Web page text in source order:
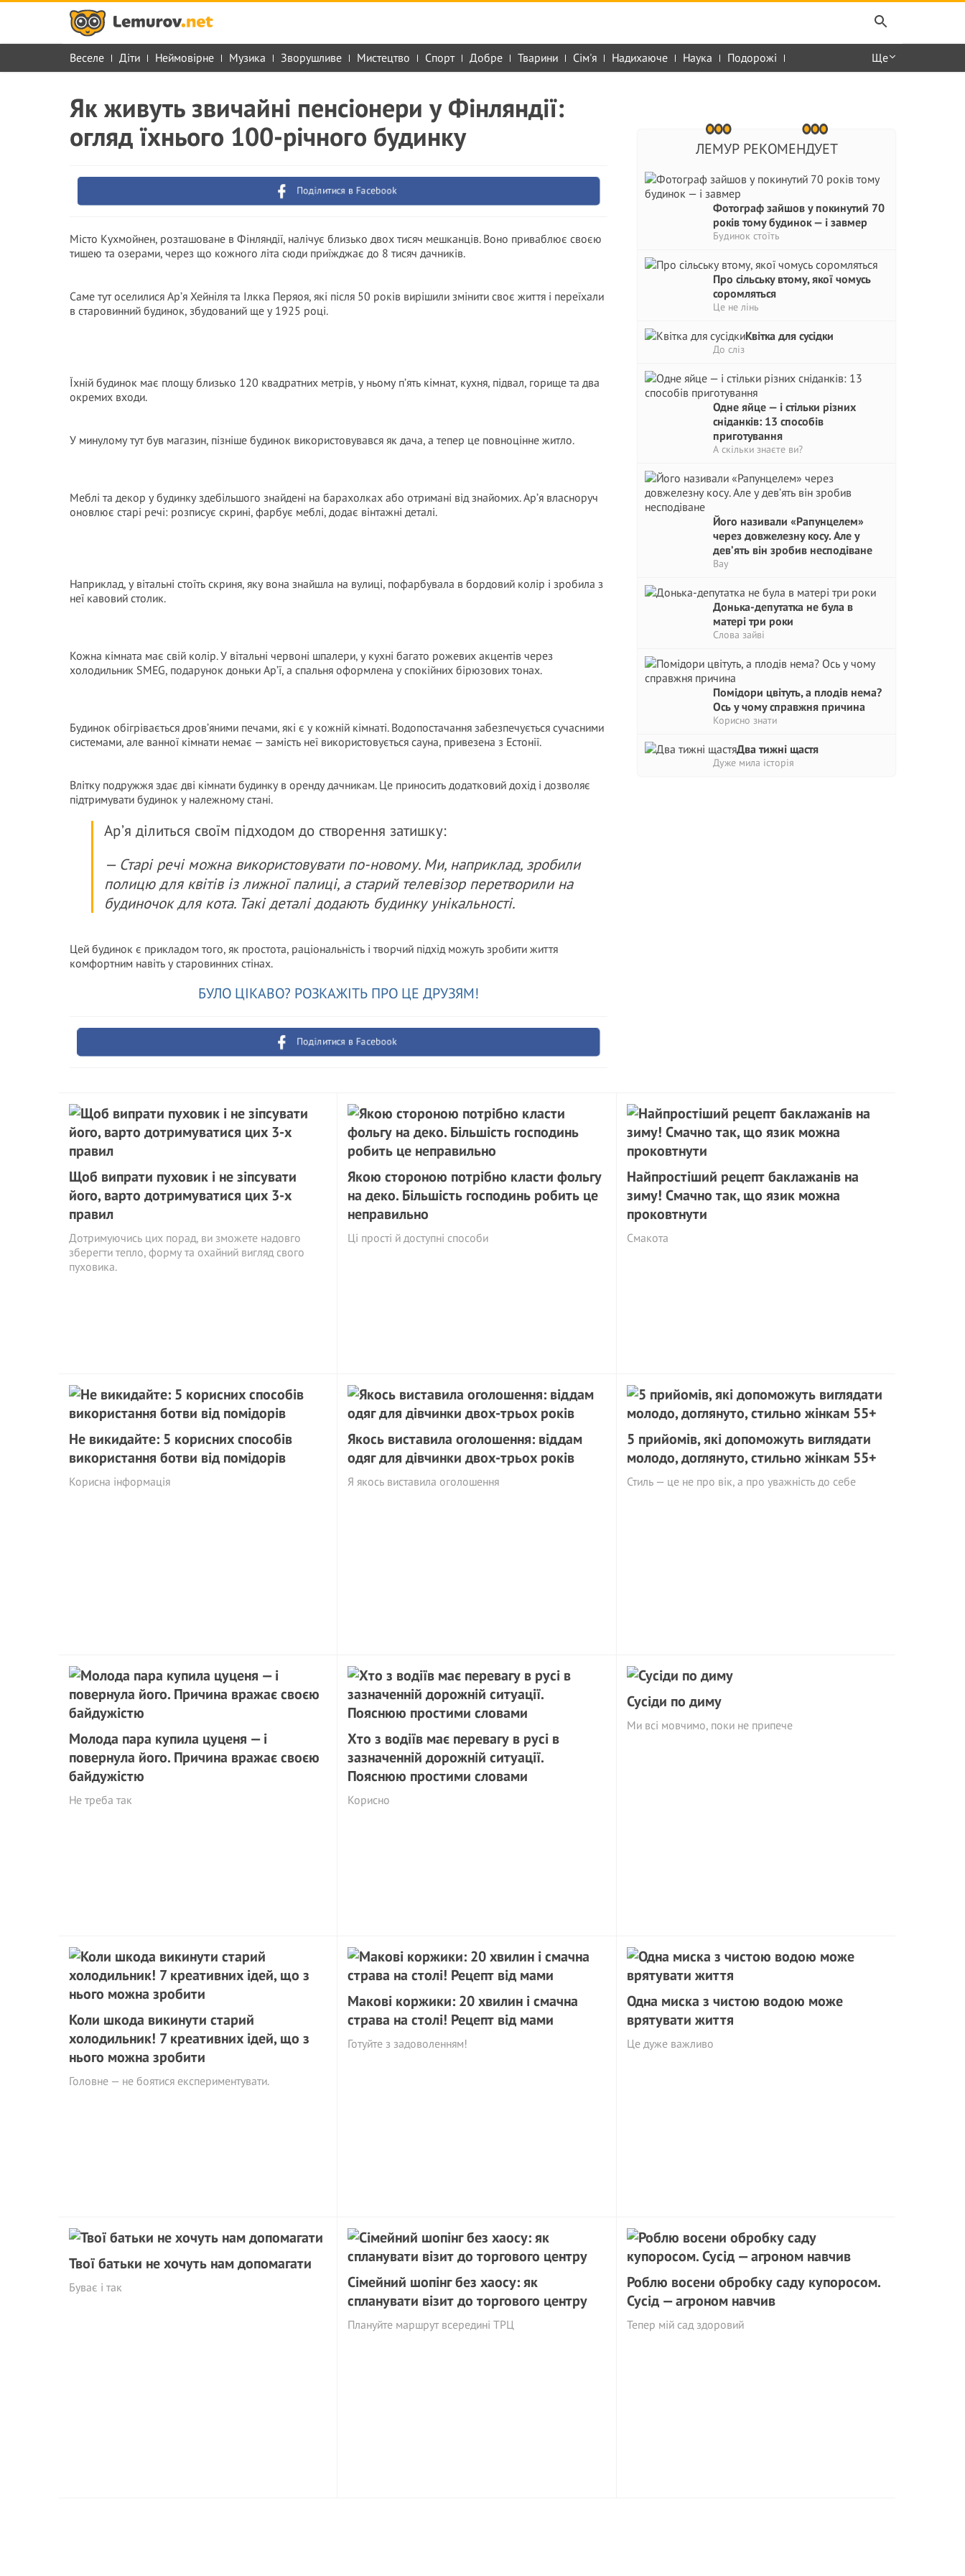
Веселе Діти Неймовірне Музика Зворушливе Мистецтво Спорт Добре Тварини Сім'я Надихаюче Наука Подорожі Ще
ЛЕМУР РЕКОМЕНДУЕТ
Фотограф зайшов у покинутий 70
років тому будинок — і завмер
Будинок стоїть
Про сільську втому, якої чомусь
соромляться
Це не лінь
Квітка для сусідки
До сліз
Одне яйце — і стільки різних
сніданків: 13 способів
приготування
А скільки знаєте ви?
Його називали «Рапунцелем»
через довжелезну косу. Але у
дев’ять він зробив несподіване
Вау
Донька-депутатка не була в
матері три роки
Слова зайві
Помідори цвітуть, а плодів нема?
Ось у чому справжня причина
Корисно знати
Два тижні щастя
Дуже мила історія
Як живуть звичайні пенсіонери у Фінляндії:
огляд їхнього 100-річного будинку
Поділитися в Facebook
Місто Кухмойнен, розташоване в Фінляндії, налічує близько двох тисяч мешканців. Воно приваблює своєю
тишею та озерами, через що кожного літа сюди приїжджає до 8 тисяч дачників.
Саме тут оселилися Ар’я Хейніля та Ілкка Перяоя, які після 50 років вирішили змінити своє життя і переїхали
в старовинний будинок, збудований ще у 1925 році.
Їхній будинок має площу близько 120 квадратних метрів, у ньому п’ять кімнат, кухня, підвал, горище та два
окремих входи.
У минулому тут був магазин, пізніше будинок використовувався як дача, а тепер це повноцінне житло.
Меблі та декор у будинку здебільшого знайдені на барахолках або отримані від знайомих. Ар’я власноруч
оновлює старі речі: розписує скрині, фарбує меблі, додає вінтажні деталі.
Наприклад, у вітальні стоїть скриня, яку вона знайшла на вулиці, пофарбувала в бордовий колір і зробила з
неї кавовий столик.
Кожна кімната має свій колір. У вітальні червоні шпалери, у кухні багато рожевих акцентів через
холодильник SMEG, подарунок доньки Ар’ї, а спальня оформлена у спокійних бірюзових тонах.
Будинок обігрівається дров’яними печами, які є у кожній кімнаті. Водопостачання забезпечується сучасними
системами, але ванної кімнати немає — замість неї використовується сауна, привезена з Естонії.
Влітку подружжя здає дві кімнати будинку в оренду дачникам. Це приносить додатковий дохід і дозволяє
підтримувати будинок у належному стані.
Ар’я ділиться своїм підходом до створення затишку:
— Старі речі можна використовувати по-новому. Ми, наприклад, зробили
полицю для квітів із лижної палиці, а старий телевізор перетворили на
будиночок для кота. Такі деталі додають будинку унікальності.
Цей будинок є прикладом того, як простота, раціональність і творчий підхід можуть зробити життя
комфортним навіть у старовинних стінах.
БУЛО ЦІКАВО? РОЗКАЖІТЬ ПРО ЦЕ ДРУЗЯМ!
Поділитися в Facebook
Щоб випрати пуховик і не зіпсувати
його, варто дотримуватися цих 3-х
правил
Дотримуючись цих порад, ви зможете надовго
зберегти тепло, форму та охайний вигляд свого
пуховика.
Якою стороною потрібно класти фольгу
на деко. Більшість господинь робить це
неправильно
Ці прості й доступні способи
Найпростіший рецепт баклажанів на
зиму! Смачно так, що язик можна
проковтнути
Смакота
Не викидайте: 5 корисних способів
використання ботви від помідорів
Корисна інформація
Якось виставила оголошення: віддам
одяг для дівчинки двох-трьох років
Я якось виставила оголошення
5 прийомів, які допоможуть виглядати
молодо, доглянуто, стильно жінкам 55+
Стиль — це не про вік, а про уважність до себе
Молода пара купила цуценя — і
повернула його. Причина вражає своєю
байдужістю
Не треба так
Хто з водіїв має перевагу в русі в
зазначенній дорожній ситуації.
Пояснюю простими словами
Корисно
Сусіди по диму
Ми всі мовчимо, поки не припече
Коли шкода викинути старий
холодильник! 7 креативних ідей, що з
нього можна зробити
Головне — не боятися експериментувати.
Макові коржики: 20 хвилин і смачна
страва на столі! Рецепт від мами
Готуйте з задоволенням!
Одна миска з чистою водою може
врятувати життя
Це дуже важливо
Твої батьки не хочуть нам допомагати
Буває і так
Сімейний шопінг без хаосу: як
спланувати візит до торгового центру
Плануйте маршрут всередині ТРЦ
Роблю восени обробку саду купоросом.
Сусід — агроном навчив
Тепер мій сад здоровий